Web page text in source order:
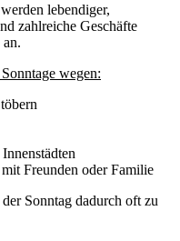
lebendiger,
zahlreiche Geschäfte
wegen:
Freunden oder Familie
Sonntag dadurch oft zu